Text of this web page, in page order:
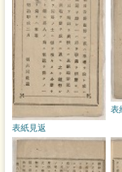
表
表紙見返